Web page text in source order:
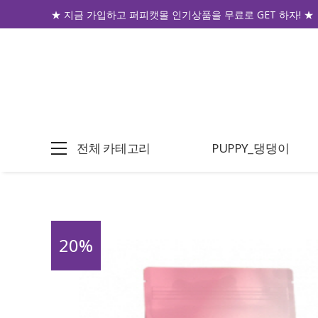
★ 지금 가입하고 퍼피캣몰 인기상품을 무료로 GET 하자! ★
전체 카테고리 PUPPY_댕댕이
20%